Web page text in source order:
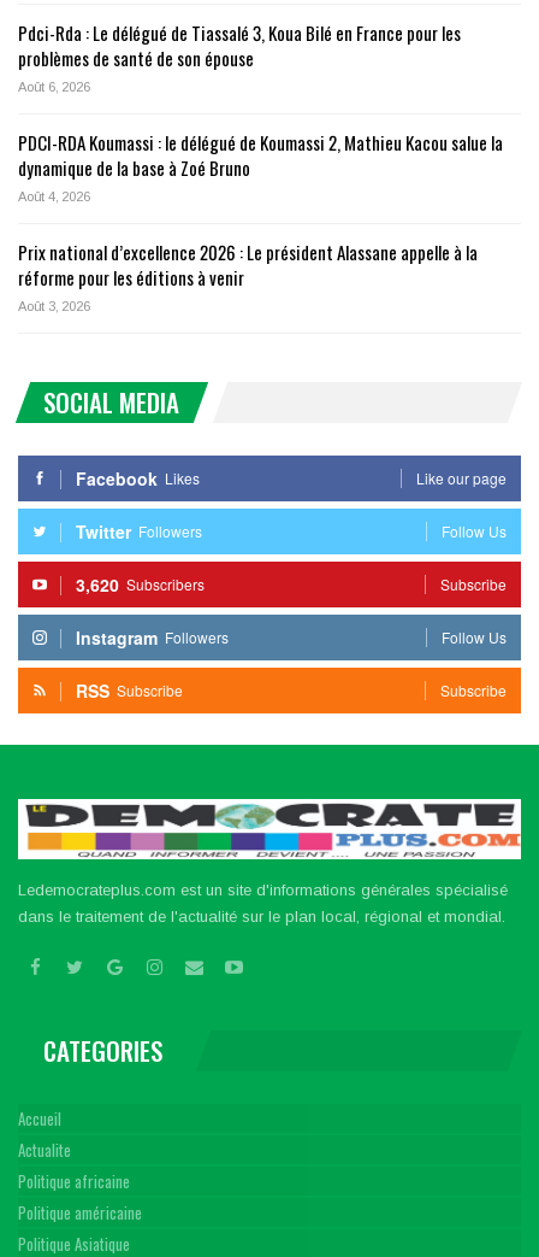
Pdci-Rda : Le délégué de Tiassalé 3, Koua Bilé en France pour les
problèmes de santé de son épouse
Août 6, 2026
PDCI-RDA Koumassi : le délégué de Koumassi 2, Mathieu Kacou salue la
dynamique de la base à Zoé Bruno
Août 4, 2026
Prix national d’excellence 2026 : Le président Alassane appelle à la
réforme pour les éditions à venir
Août 3, 2026
SOCIAL MEDIA
Facebook Likes Like our page
Twitter Followers Follow Us
3,620 Subscribers Subscribe
Instagram Followers Follow Us
RSS Subscribe Subscribe
Ledemocrateplus.com est un site d'informations générales spécialisé
dans le traitement de l'actualité sur le plan local, régional et mondial.
CATEGORIES
Accueil
Actualite
Politique africaine
Politique américaine
Politique Asiatique